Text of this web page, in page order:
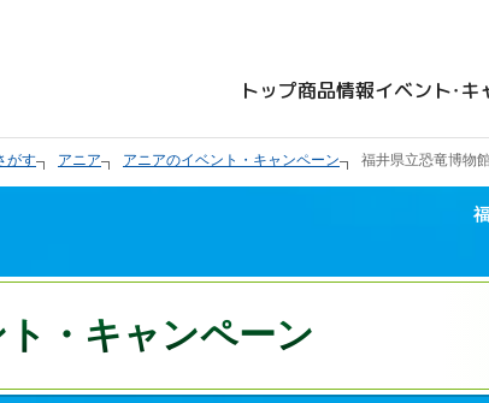
トップ商品情報イベント・
がす アニア アニアのイベント・キャンペーン 福井県立恐竜博物
・キャンペーン